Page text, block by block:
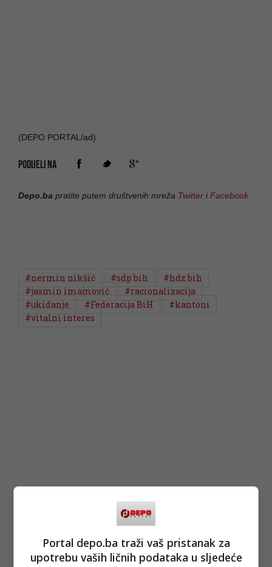
(DEPO PORTAL/ad)
PODIJELI NA
Depo.ba pratite putem društvenih mreža Twitter iFacebook
#nermin nikšić #sdp bih
#hdz bih
#jasmin imamović
#racionalizacija
#ukidanje
#Federacija BiH
#kantoni
#vitalni interes
Portal depo.ba traži vaš pristanak za
upotrebu vaših ličnih podataka u sljedeće